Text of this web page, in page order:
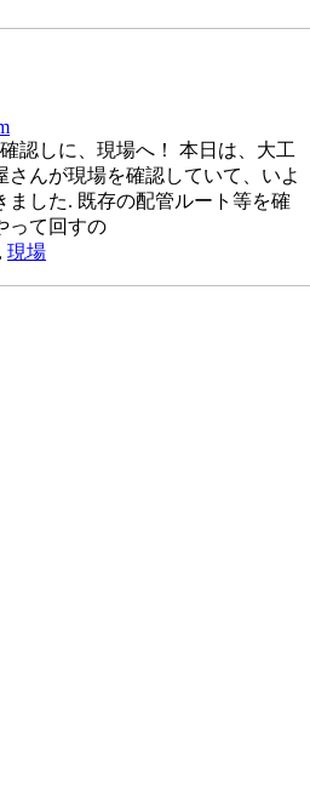
認しに、現場へ！ 本日は、大工
さんが現場を確認していて、いよ
ました. 既存の配管ルート等を確
って回すの
, 現場